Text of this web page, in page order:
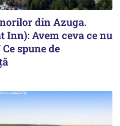
din Azuga.
Inn): Avem ceva ce nu
spune de